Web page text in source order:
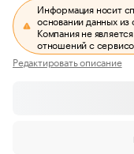
Информация носит
основании данных из
Компания не
отношений с
Редактировать описание